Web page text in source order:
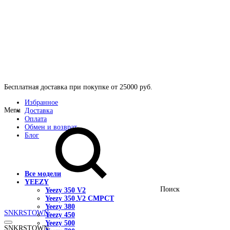
Бесплатная доставка при покупке от 25000 руб.
Избранное
Доставка
Оплата
Обмен и возврат
Блог
Menu
Поиск
SNKRSTOWN
SNKRSTOWN
Все модели
YEEZY
Yeezy 350 V2
Yeezy 350 V2 CMPCT
Yeezy 380
Yeezy 450
Yeezy 500